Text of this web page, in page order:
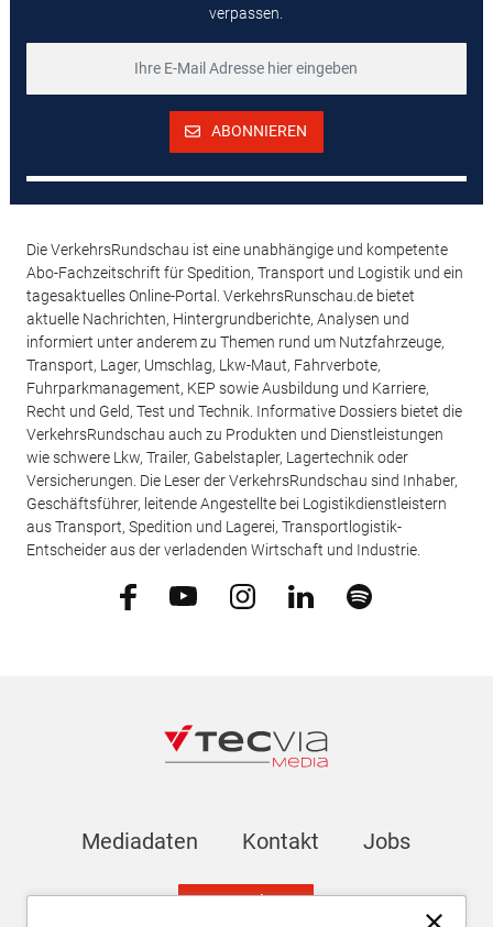
verpassen.
ABONNIEREN
Die VerkehrsRundschau ist eine unabhängige und kompetente
Abo-Fachzeitschrift für Spedition, Transport und Logistik und ein
tagesaktuelles Online-Portal. VerkehrsRunschau.de bietet
aktuelle Nachrichten, Hintergrundberichte, Analysen und
informiert unter anderem zu Themen rund um Nutzfahrzeuge,
Transport, Lager, Umschlag, Lkw-Maut, Fahrverbote,
Fuhrparkmanagement, KEP sowie Ausbildung und Karriere,
Recht und Geld, Test und Technik. Informative Dossiers bietet die
VerkehrsRundschau auch zu Produkten und Dienstleistungen
wie schwere Lkw, Trailer, Gabelstapler, Lagertechnik oder
Versicherungen. Die Leser der VerkehrsRundschau sind Inhaber,
Geschäftsführer, leitende Angestellte bei Logistikdienstleistern
aus Transport, Spedition und Lagerei, Transportlogistik-
Entscheider aus der verladenden Wirtschaft und Industrie.
Mediadaten Kontakt Jobs
Newsletter